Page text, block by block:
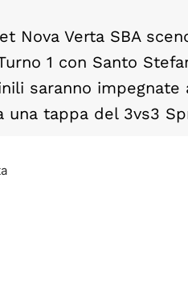
Nova Verta SBA
1 con Santo
saranno
una tappa del 3vs3